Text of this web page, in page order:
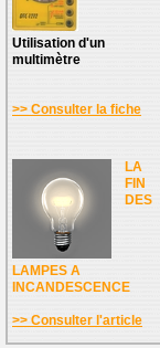
Utilisation d'un
multimètre
>> Consulter la fiche
LA
FIN
DES
LAMPES A
INCANDESCENCE
>> Consulter l'article